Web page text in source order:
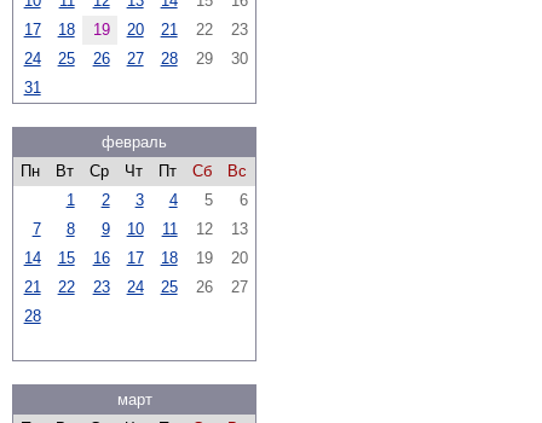
17
18 19 20 21 22
23
24
25 26 27 28 29
30
31
февраль
Пн
Вт Ср Чт Пт Сб
Вс
1
2 3 4 5
6
7
8 9 10 11 12
13
14
15 16 17 18 19
20
21
22 23 24 25 26
27
28
март